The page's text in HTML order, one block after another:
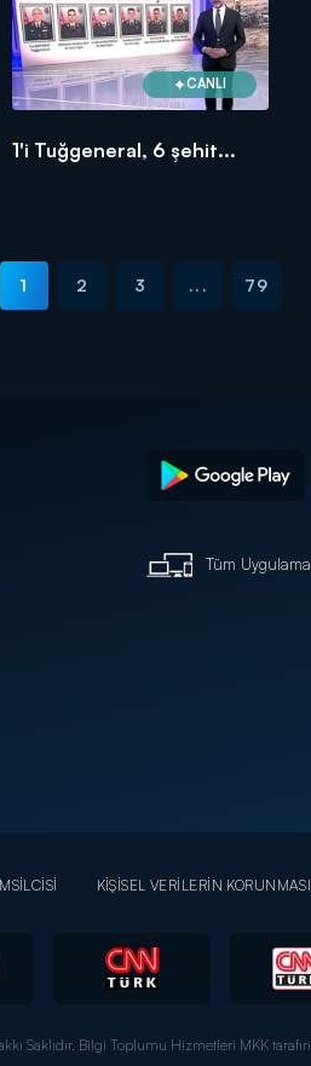
CANLI
1'i Tuğgeneral, 6 şehit...
1 2 3 ... 79
Tüm
KİŞİSEL VERİLERİN KORUNMASI
Saklıdır. Bilgi Toplumu Hizmetleri MKK